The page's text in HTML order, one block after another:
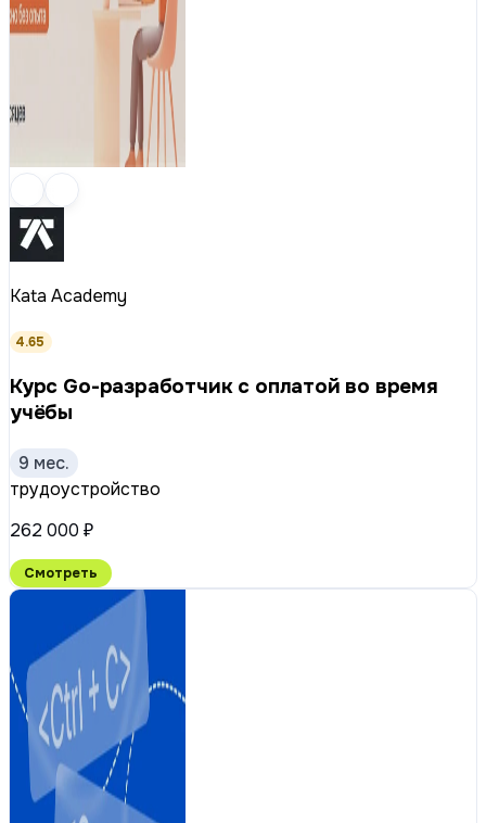
Kata Academy
4.65
Курс Go-разработчик с оплатой во время
учёбы
9 мес.
трудоустройство
262 000 ₽
Смотреть